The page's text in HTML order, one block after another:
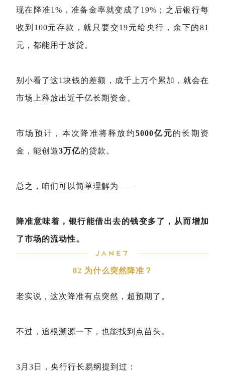
现在降准1%，准备金率就变成了19%；之后银行每
收到100元存款，就只要交19元给央行，余下的81
元，都能用于放贷。
别小看了这1块钱的差额，成千上万个累加，就会在
市场上释放出近千亿长期资金。
市场预计，本次降准将释放约5000亿元的长期资
金，能创造3万亿的贷款。
总之，咱们可以简单理解为——
降准意味着，银行能借出去的钱变多了，从而增加
了市场的流动性。
02 为什么突然降准？
老实说，这次降准有点突然，超预期了。
不过，追根溯源一下，也能找到点苗头。
3月3日，央行行长易纲提到过：